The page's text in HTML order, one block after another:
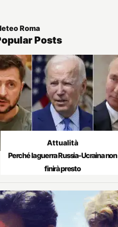
Roma
Posts
Attualità
Perché la guerra Russia-Ucraina non
finirà presto